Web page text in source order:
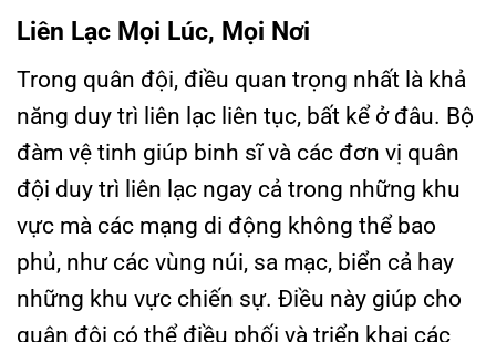
Liên Lạc Mọi Lúc, Mọi Nơi
Trong quân đội, điều quan trọng nhất là khả
năng duy trì liên lạc liên tục, bất kể ở đâu. Bộ
đàm vệ tinh giúp binh sĩ và các đơn vị quân
đội duy trì liên lạc ngay cả trong những khu
vực mà các mạng di động không thể bao
phủ, như các vùng núi, sa mạc, biển cả hay
những khu vực chiến sự. Điều này giúp cho
quân đội có thể điều phối và triển khai các